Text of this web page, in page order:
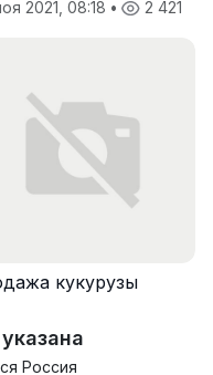
2021, 08:18 • 2 421
кукурузы
Россия